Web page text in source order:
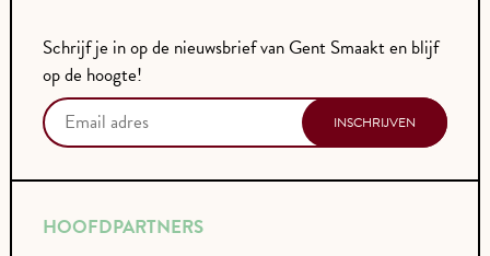
Schrijf je in op de nieuwsbrief van Gent Smaakt en blijf
op de hoogte!
HOOFDPARTNERS